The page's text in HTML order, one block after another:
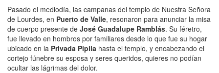
Pasado el mediodía, las campanas del templo de Nuestra Señora
de Lourdes, en Puerto de Valle, resonaron para anunciar la misa
de cuerpo presente de José Guadalupe Ramblás. Su féretro,
fue llevado en hombros por familiares desde lo que fue su hogar
ubicado en la Privada Pípila hasta el templo, y encabezando el
cortejo fúnebre su esposa y seres queridos, quieres no podían
ocultar las lágrimas del dolor.